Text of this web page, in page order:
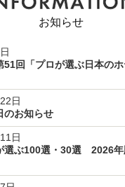
お知らせ
51回「プロが選ぶ日本の
日
のお知らせ
日
選ぶ100選・30選 2026